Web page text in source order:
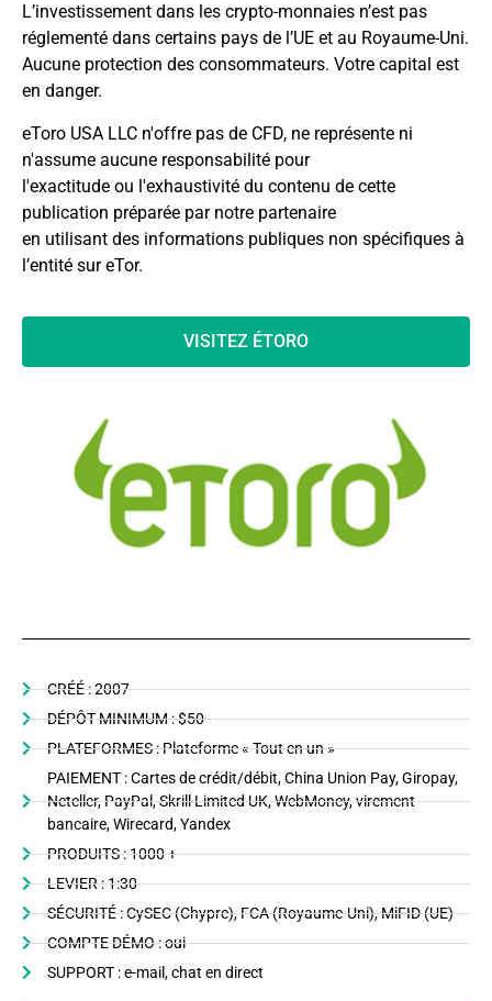
L’investissement dans les crypto-monnaies n’est pas
réglementé dans certains pays de l’UE et au Royaume-Uni.
Aucune protection des consommateurs. Votre capital est
en danger.
eToro USA LLC n'offre pas de CFD, ne représente ni
n'assume aucune responsabilité pour
l'exactitude ou l'exhaustivité du contenu de cette
publication préparée par notre partenaire
en utilisant des informations publiques non spécifiques à
l’entité sur eTor.
VISITEZ ÉTORO
CRÉÉ : 2007
DÉPÔT MINIMUM : $50
PLATEFORMES : Plateforme « Tout en un »
PAIEMENT : Cartes de crédit/débit, China Union Pay, Giropay,
Neteller, PayPal, Skrill Limited UK, WebMoney, virement
bancaire, Wirecard, Yandex
PRODUITS : 1000 +
LEVIER : 1:30
SÉCURITÉ : CySEC (Chypre), FCA (Royaume-Uni), MiFID (UE)
COMPTE DÉMO : oui
SUPPORT : e-mail, chat en direct